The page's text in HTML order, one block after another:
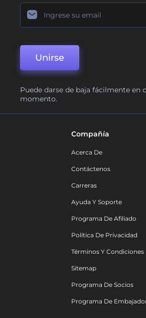
Unirse
Puede darse de baja fácilmente en
momento.
Compañía
Acerca De
Contáctenos
Carreras
Ayuda Y Soporte
Programa De Afiliado
Política De Privacidad
Términos Y Condiciones
Sitemap
Programa De Socios
Programa De